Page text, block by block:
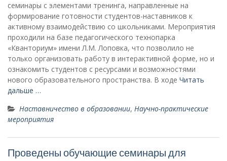
семинары с элементами тренинга, направленные на
формирование готовности студентов-наставников к
активному взаимодействию со школьниками. Мероприятия
проходили на базе педагогического технопарка
«Кванториум» имени Л.М. Лоповка, что позволило не
только организовать работу в интерактивной форме, но и
ознакомить студентов с ресурсами и возможностями
нового образовательного пространства. В ходе Читать
дальше …
Наставничество в образовании, Научно-практические
мероприятия
Проведены обучающие семинары для